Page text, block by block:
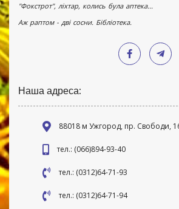
"Фокстрот", ліхтар, колись була аптека...
Аж раптом - дві сосни. Бібліотека.
Наша адреса:
88018 м Ужгород, пр. Свободи,
тел.: (066)894-93-40
тел.: (0312)64-71-93
тел.: (0312)64-71-94